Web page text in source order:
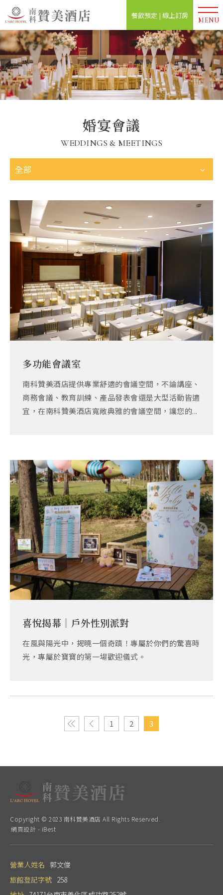
婚宴會議
WEDDINGS & MEETINGS
全部
多功能會議室
南科贊美酒店提供專業舒適的會議空間，不論講座、
商務會議、教育訓練、產品發表會還是大型活動皆適
宜，在南科贊美酒店寬敞典雅的會議空間，讓您的...
喜悅揭幕｜戶外性別派對
在風與陽光中，揭曉一個奇蹟！專屬於你們的驚喜時
光，專屬於寶寶的第一場歡迎儀式。
1 2 3
Copyright © 2023 南科贊美酒店 All Rights Reserved.
網頁設計 - iBest
營業人姓名 郭文俊
旅館登記字號 258
餐飲預定 | 線上訂房
MENU